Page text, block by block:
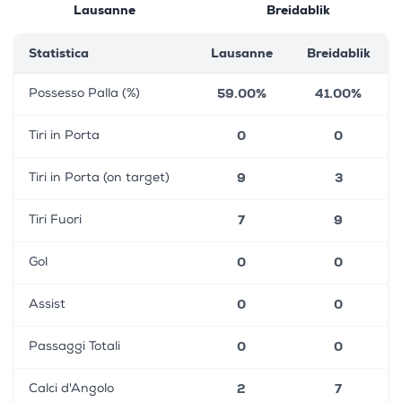
Lausanne Breidablik
Statistica Lausanne Breidablik
Possesso Palla (%) 59.00% 41.00%
Tiri in Porta 0 0
Tiri in Porta (on target) 9 3
Tiri Fuori 7 9
Gol 0 0
Assist 0 0
Passaggi Totali 0 0
Calci d'Angolo 2 7